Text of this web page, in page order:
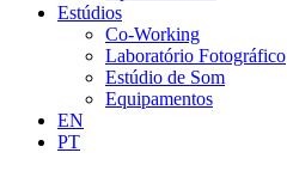
Estúdios
Co-Working
Laboratório Fotográfico
Estúdio de Som
Equipamentos
EN
PT